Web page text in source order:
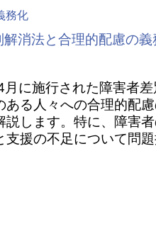
消法と合理的配慮の義
に施行された障害者
る人々への合理的配
します。特に、障害
援の不足について問題